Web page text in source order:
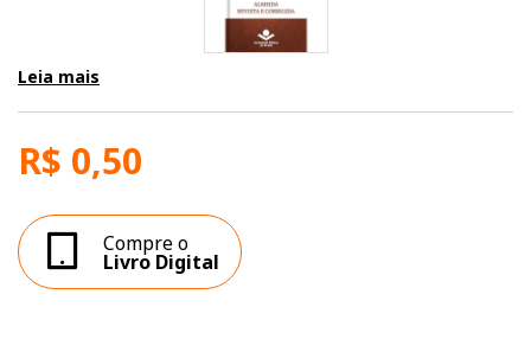
Leia mais
R$ 0,50
Compre o
Livro Digital